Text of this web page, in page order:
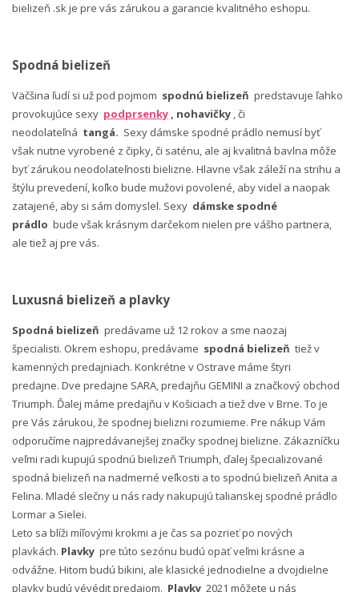
bielizeň .sk je pre vás zárukou a garancie kvalitného eshopu.
Spodná bielizeň
Väčšina ľudí si už pod pojmom spodnú bielizeň predstavuje ľahko
provokujúce sexy podprsenky , nohavičky , či
neodolateľná tangá. Sexy dámske spodné prádlo nemusí byť
však nutne vyrobené z čipky, či saténu, ale aj kvalitná bavlna môže
byť zárukou neodolateľnosti bielizne. Hlavne však záleží na strihu a
štýlu prevedení, koľko bude mužovi povolené, aby videl a naopak
zatajené, aby si sám domyslel. Sexy dámske spodné
prádlo bude však krásnym darčekom nielen pre vášho partnera,
ale tiež aj pre vás.
Luxusná bielizeň a plavky
Spodná bielizeň predávame už 12 rokov a sme naozaj
špecialisti. Okrem eshopu, predávame spodná bielizeň tiež v
kamenných predajniach. Konkrétne v Ostrave máme štyri
predajne. Dve predajne SARA, predajňu GEMINI a značkový obchod
Triumph. Ďalej máme predajňu v Košiciach a tiež dve v Brne. To je
pre Vás zárukou, že spodnej bielizni rozumieme. Pre nákup Vám
odporučíme najpredávanejšej značky spodnej bielizne. Zákazníčku
veľmi radi kupujú spodnú bielizeň Triumph, ďalej špecializované
spodná bielizeň na nadmerné veľkosti a to spodnú bielizeň Anita a
Felina. Mladé slečny u nás rady nakupujú talianskej spodné prádlo
Lormar a Sielei.
Leto sa blíži míľovými krokmi a je čas sa pozrieť po nových
plavkách. Plavky pre túto sezónu budú opäť veľmi krásne a
odvážne. Hitom budú bikini, ale klasické jednodielne a dvojdielne
plavky budú vévédit predajom. Plavky 2021 môžete u nás